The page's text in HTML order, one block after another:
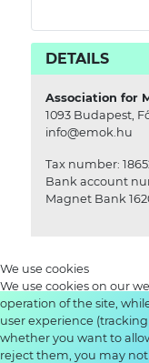
DETAILS
Association for
1093 Budapest,
info@emok.hu
Tax number:
Bank account
Magnet Bank
We use cookies
We use cookies on our
operation of the site,
user experience
whether you want to
reject them, you may